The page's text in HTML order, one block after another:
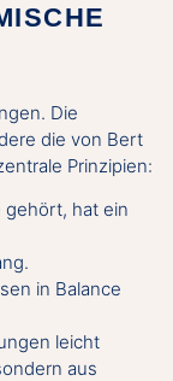
Die
die von Bert
Prinzipien:
gehört, hat ein
in Balance
leicht
aus